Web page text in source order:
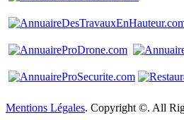
Mentions Légales. Copyright ©. All